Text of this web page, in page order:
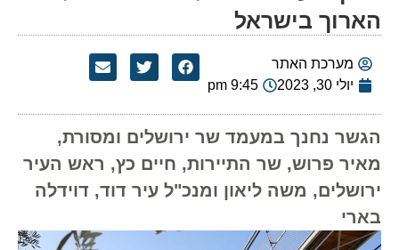
הארוך בישראל
מערכת האתר
יולי 30, 2023
9:45 pm
הגשר נחנך במעמד שר ירושלים ומסורת,
מאיר פרוש, שר התיירות, חיים כץ, ראש העיר
ירושלים, משה ליאון ומנכ"ל עיר דוד, דוידלה
בארי